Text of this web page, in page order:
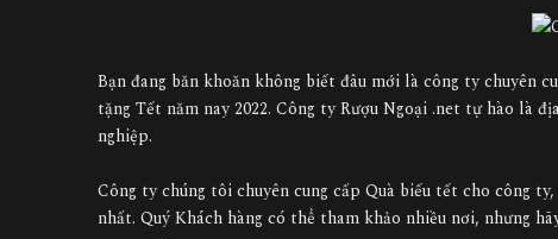
Bạn đang băn khoăn không biết đâu mới là công ty chuyên
tặng Tết năm nay 2022. Công ty Rượu Ngoại .net tự hào là
nghiệp.
Công ty chúng tôi chuyên cung cấp Quà biếu tết cho công
nhất. Quý Khách hàng có thể tham khảo nhiều nơi, nhưng